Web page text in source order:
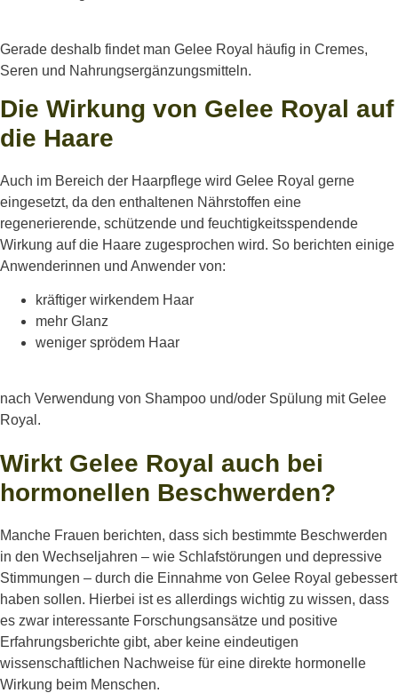
Gerade deshalb findet man Gelee Royal häufig in Cremes,
Seren und Nahrungsergänzungsmitteln.
Die Wirkung von Gelee Royal auf
die Haare
Auch im Bereich der Haarpflege wird Gelee Royal gerne
eingesetzt, da den enthaltenen Nährstoffen eine
regenerierende, schützende und feuchtigkeitsspendende
Wirkung auf die Haare zugesprochen wird. So berichten einige
Anwenderinnen und Anwender von:
kräftiger wirkendem Haar
mehr Glanz
weniger sprödem Haar
nach Verwendung von Shampoo und/oder Spülung mit Gelee
Royal.
Wirkt Gelee Royal auch bei
hormonellen Beschwerden?
Manche Frauen berichten, dass sich bestimmte Beschwerden
in den Wechseljahren – wie Schlafstörungen und depressive
Stimmungen – durch die Einnahme von Gelee Royal gebessert
haben sollen. Hierbei ist es allerdings wichtig zu wissen, dass
es zwar interessante Forschungsansätze und positive
Erfahrungsberichte gibt, aber keine eindeutigen
wissenschaftlichen Nachweise für eine direkte hormonelle
Wirkung beim Menschen.